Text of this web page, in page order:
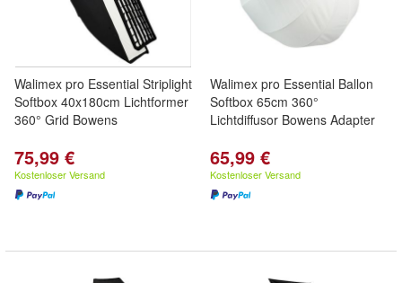
Walimex pro Essential Striplight
Softbox 40x180cm Lichtformer
360° Grid Bowens
75,99 €
Kostenloser Versand
Walimex pro Essential Ballon
Softbox 65cm 360°
Lichtdiffusor Bowens Adapter
65,99 €
Kostenloser Versand